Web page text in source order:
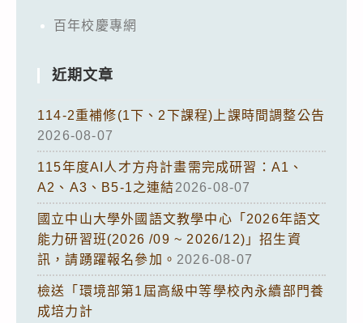
百年校慶專網
近期文章
114-2重補修(1下、2下課程)上課時間調整公告
2026-08-07
115年度AI人才方舟計畫需完成研習：A1、
A2、A3、B5-1之連結2026-08-07
國立中山大學外國語文教學中心「2026年語文
能力研習班(2026 /09 ~ 2026/12)」招生資
訊，請踴躍報名參加。 2026-08-07
檢送「環境部第1屆高級中等學校內永續部門養
成培力計